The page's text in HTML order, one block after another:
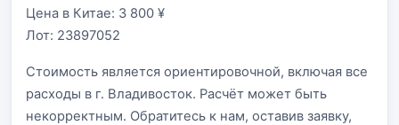
Цена в Китае: 3 800 ¥
Лот: 23897052
Стоимость является ориентировочной, включая все
расходы в г. Владивосток. Расчёт может быть
некорректным. Обратитесь к нам, оставив заявку,